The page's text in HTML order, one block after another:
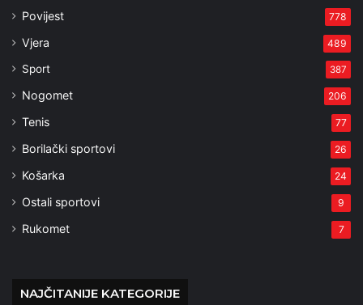
Povijest 778
Vjera 489
Sport 387
Nogomet 206
Tenis 77
Borilački sportovi 26
Košarka 24
Ostali sportovi 9
Rukomet 7
NAJČITANIJE KATEGORIJE